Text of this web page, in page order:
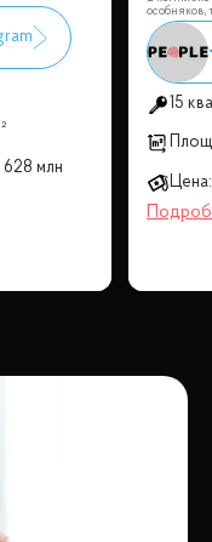
628 млн
особняков,
15
Цена: